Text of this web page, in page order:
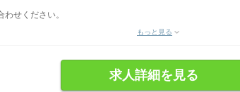
せください。
もっと見る
求人詳細を見る